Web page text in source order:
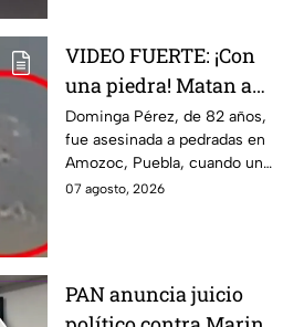
VIDEO FUERTE: ¡Con
una piedra! Matan a
vendedora de cemitas
de 82 años mientras iba
a su casa
Dominga Pérez, de 82 años,
fue asesinada a pedradas en
Amozoc, Puebla, cuando un
sujeto le robó los 90 pesos
07 agosto, 2026
PAN anuncia juicio